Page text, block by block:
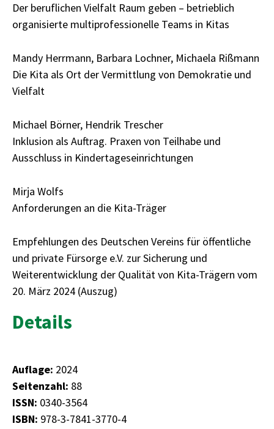
Der beruflichen Vielfalt Raum geben – betrieblich
organisierte multiprofessionelle Teams in Kitas
Mandy Herrmann, Barbara Lochner, Michaela Rißmann
Die Kita als Ort der Vermittlung von Demokratie und
Vielfalt
Michael Börner, Hendrik Trescher
Inklusion als Auftrag. Praxen von Teilhabe und
Ausschluss in Kindertageseinrichtungen
Mirja Wolfs
Anforderungen an die Kita-Träger
Empfehlungen des Deutschen Vereins für öffentliche
und private Fürsorge e.V. zur Sicherung und
Weiterentwicklung der Qualität von Kita-Trägern vom
20. März 2024 (Auszug)
Details
Auflage: 2024
Seitenzahl: 88
ISSN: 0340-3564
ISBN: 978-3-7841-3770-4